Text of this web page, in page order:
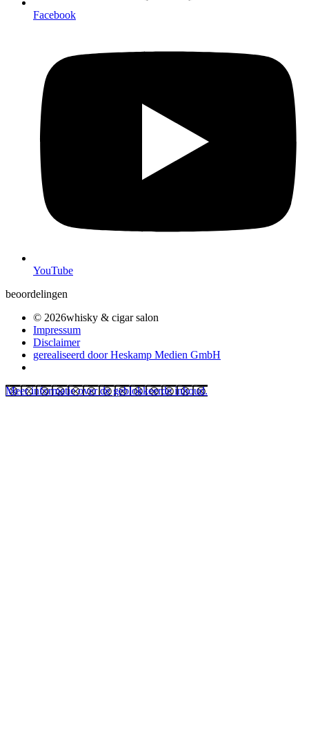
Facebook
YouTube
beoordelingen
© 2026whisky & cigar salon
Impressum
Disclaimer
gerealiseerd door Heskamp Medien GmbH
Meer informatie over de geblokkeerde inhoud.